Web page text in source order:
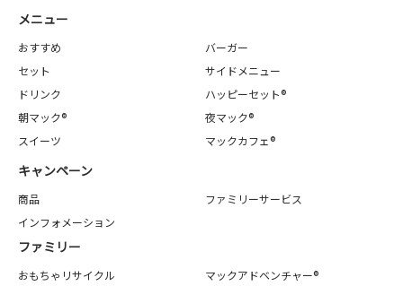
メニュー
おすすめ
バーガー
セット
サイドメニュー
ドリンク
ハッピーセット®
朝マック®
夜マック®
スイーツ
マックカフェ®
キャンペーン
商品
ファミリーサービス
インフォメーション
ファミリー
おもちゃリサイクル
マックアドベンチャー®